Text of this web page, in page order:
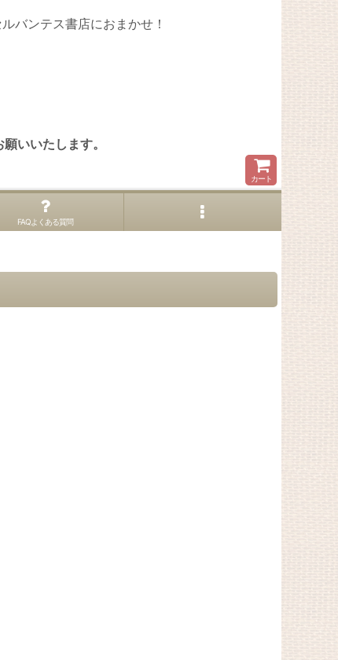
バンテス書店におまかせ！
願いいたします。
カート
FAQよくある質問